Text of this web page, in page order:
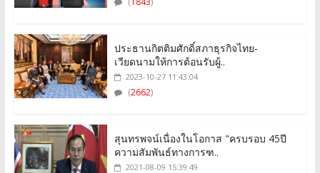
ประธานกิตติมศักดิ์สภาธุรกิจไทย-
เวียดนามให้การต้อนรับผู้..
2023-10-27 11:43:04
(2662)
สุนทรพจน์เนื่องในโอกาส "ครบรอบ 45ปี
ความสัมพันธ์ทางการฑ..
2021-08-09 15:39:49